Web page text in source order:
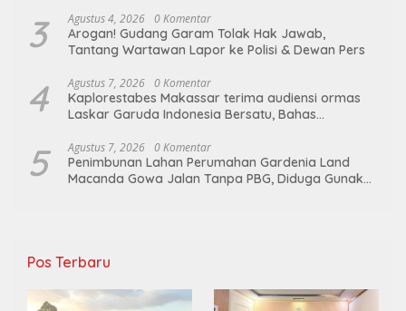
3 Agustus 4, 2026 0 Komentar
Arogan! Gudang Garam Tolak Hak Jawab,
Tantang Wartawan Lapor ke Polisi & Dewan Pers
4 Agustus 7, 2026 0 Komentar
Kaplorestabes Makassar terima audiensi ormas
Laskar Garuda Indonesia Bersatu, Bahas
5 Agustus 7, 2026 0 Komentar
Penimbunan Lahan Perumahan Gardenia Land
Macanda Gowa Jalan Tanpa PBG, Diduga Gunakan
Pos Terbaru